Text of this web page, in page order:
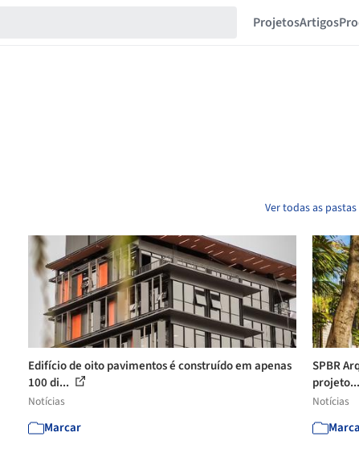
ProjetosArtigos
Ver todas as
Edifício de oito pavimentos é construído em apenas
100 di...
Notícias
Marcar
SPBR
projeto...
Notícias